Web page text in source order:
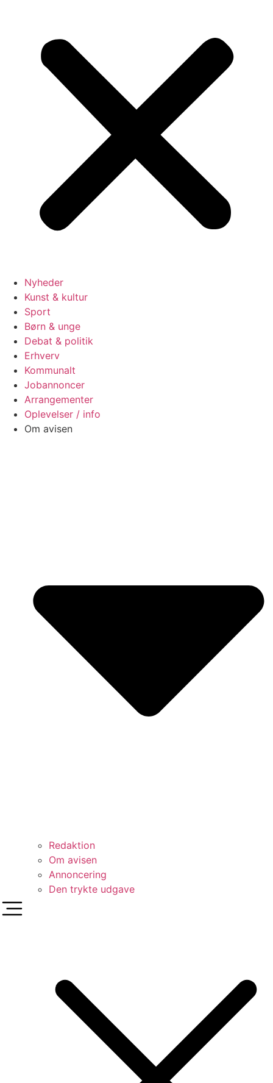
Nyheder
Kunst & kultur
Sport
Børn & unge
Debat & politik
Erhverv
Kommunalt
Jobannoncer
Arrangementer
Oplevelser / info
Om avisen
Redaktion
Om avisen
Annoncering
Den trykte udgave